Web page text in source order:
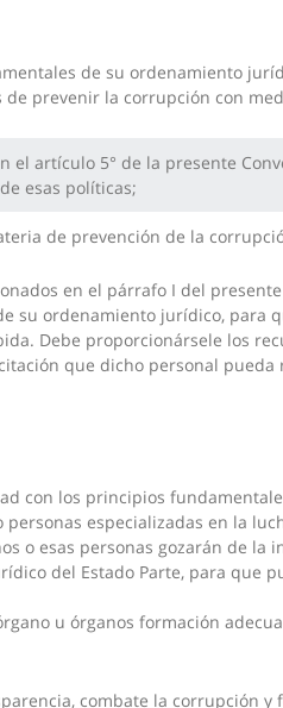
de su ordenamiento
prevenir la corrupción con
artículo 5° de la presente
esas políticas;
de prevención de la
en el párrafo I del
su ordenamiento jurídico, para
Debe proporcionársele los
que dicho personal
con los principios
especializadas en la
o esas personas gozarán de la
del Estado Parte, para que
u órganos formación
combate la corrupción